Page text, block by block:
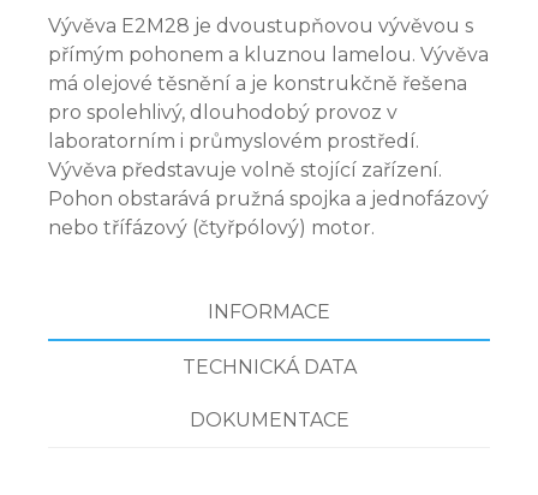
Vývěva E2M28 je dvoustupňovou vývěvou s
přímým pohonem a kluznou lamelou. Vývěva
má olejové těsnění a je konstrukčně řešena
pro spolehlivý, dlouhodobý provoz v
laboratorním i průmyslovém prostředí.
Vývěva představuje volně stojící zařízení.
Pohon obstarává pružná spojka a jednofázový
nebo třífázový (čtyřpólový) motor.
INFORMACE
TECHNICKÁ DATA
DOKUMENTACE